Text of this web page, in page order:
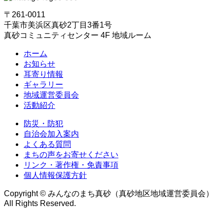
〒261-0011
千葉市美浜区真砂2丁目3番1号
真砂コミュニティセンター 4F 地域ルーム
ホーム
お知らせ
耳寄り情報
ギャラリー
地域運営委員会
活動紹介
防災・防犯
自治会加入案内
よくある質問
まちの声をお寄せください
リンク・著作権・免責事項
個人情報保護方針
Copyright © みんなのまち真砂（真砂地区地域運営委員会）
All Rights Reserved.